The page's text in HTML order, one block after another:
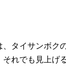
タイサンボク
れでも見上げ